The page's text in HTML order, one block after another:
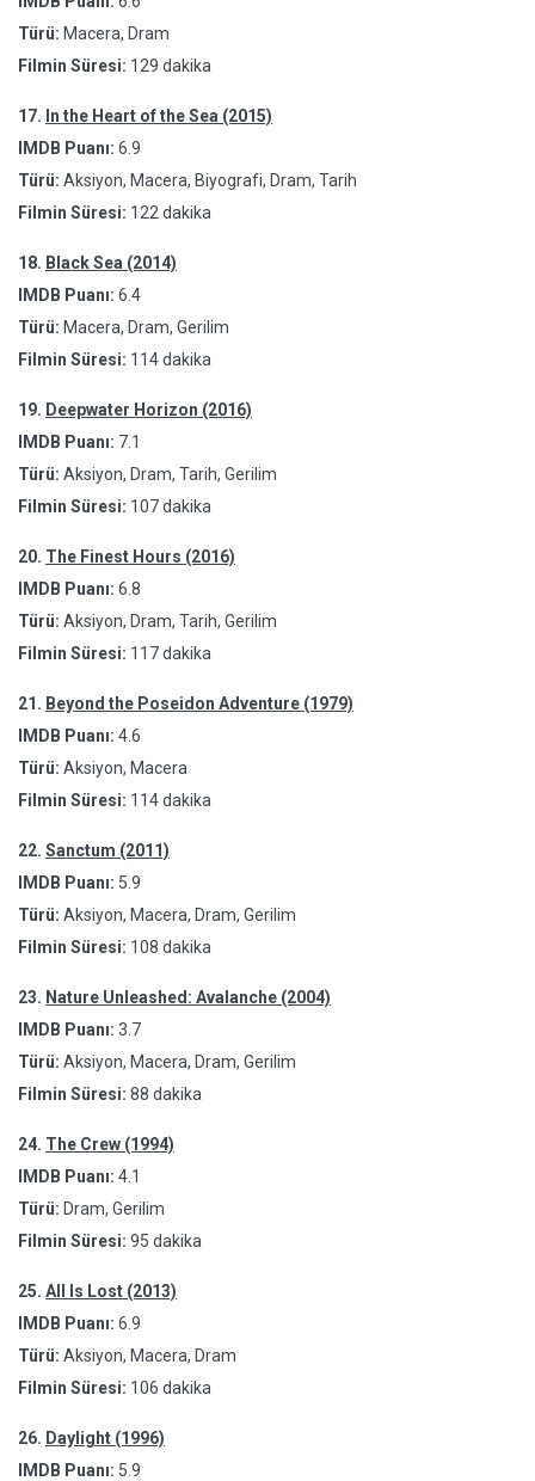
Türü: Macera, Dram
Filmin Süresi: 129 dakika
17. In the Heart of the Sea (2015)
IMDB Puanı: 6.9
Türü: Aksiyon, Macera, Biyografi, Dram, Tarih
Filmin Süresi: 122 dakika
18. Black Sea (2014)
IMDB Puanı: 6.4
Türü: Macera, Dram, Gerilim
Filmin Süresi: 114 dakika
19. Deepwater Horizon (2016)
IMDB Puanı: 7.1
Türü: Aksiyon, Dram, Tarih, Gerilim
Filmin Süresi: 107 dakika
20. The Finest Hours (2016)
IMDB Puanı: 6.8
Türü: Aksiyon, Dram, Tarih, Gerilim
Filmin Süresi: 117 dakika
21. Beyond the Poseidon Adventure (1979)
IMDB Puanı: 4.6
Türü: Aksiyon, Macera
Filmin Süresi: 114 dakika
22. Sanctum (2011)
IMDB Puanı: 5.9
Türü: Aksiyon, Macera, Dram, Gerilim
Filmin Süresi: 108 dakika
23. Nature Unleashed: Avalanche (2004)
IMDB Puanı: 3.7
Türü: Aksiyon, Macera, Dram, Gerilim
Filmin Süresi: 88 dakika
24. The Crew (1994)
IMDB Puanı: 4.1
Türü: Dram, Gerilim
Filmin Süresi: 95 dakika
25. All Is Lost (2013)
IMDB Puanı: 6.9
Türü: Aksiyon, Macera, Dram
Filmin Süresi: 106 dakika
26. Daylight (1996)
IMDB Puanı: 5.9